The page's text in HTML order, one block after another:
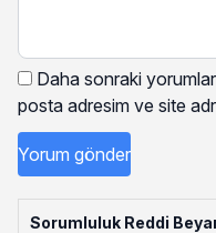
Daha sonraki
posta adresim ve site
Sorumluluk Reddi